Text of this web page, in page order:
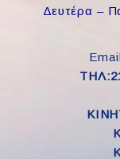
Δευτέρα –